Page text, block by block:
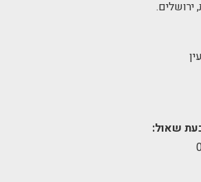
שאול: